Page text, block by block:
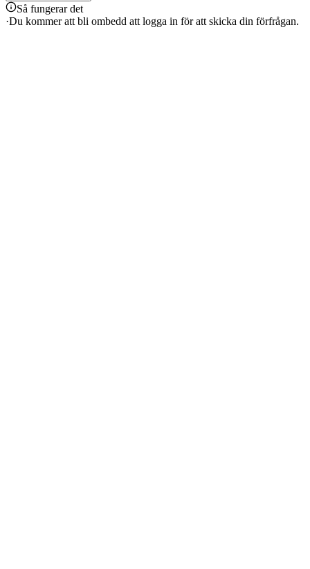
Så fungerar det
·Du kommer att bli ombedd att logga in för att skicka din förfrågan.